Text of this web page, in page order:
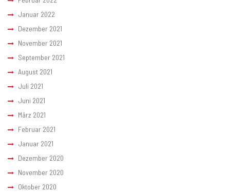
Januar 2022
Dezember 2021
November 2021
September 2021
August 2021
Juli 2021
Juni 2021
März 2021
Februar 2021
Januar 2021
Dezember 2020
November 2020
Oktober 2020